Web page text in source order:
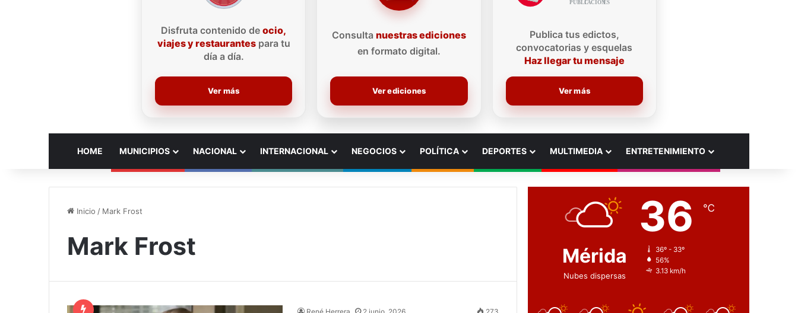
Disfruta contenido deocio,
viajes y restaurantespara tu
día a día.
Ver más
Consulta nuestras ediciones
en formato digital.
Ver ediciones
Publica tus edictos,
convocatorias y esquelas
Haz llegar tu mensaje
Ver más
HOME MUNICIPIOS NACIONAL INTERNACIONAL NEGOCIOS POLÍTICA DEPORTES MULTIMEDIA ENTRETENIMIENTO
Inicio / Mark Frost
Mark Frost Mérida
Nubes dispersas
36 ℃
36º - 33º
56%
3.13 km/h